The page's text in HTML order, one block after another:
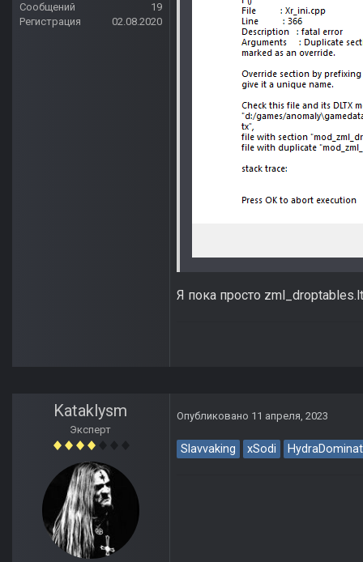
Сообщений
19
Регистрация
02.08.2020
Я пока просто
Kataklysm
Эксперт
Опубликовано 11 апреля, 2023
Slavvaking xSodi